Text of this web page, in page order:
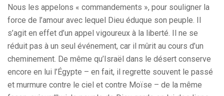
Nous les appelons « commandements », pour souligner la
force de l’amour avec lequel Dieu éduque son peuple. Il
s’agit en effet d’un appel vigoureux à la liberté. Il ne se
réduit pas à un seul événement, car il mûrit au cours d’un
cheminement. De même qu’Israël dans le désert conserve
encore en lui l’Égypte – en fait, il regrette souvent le passé
et murmure contre le ciel et contre Moïse – de la même